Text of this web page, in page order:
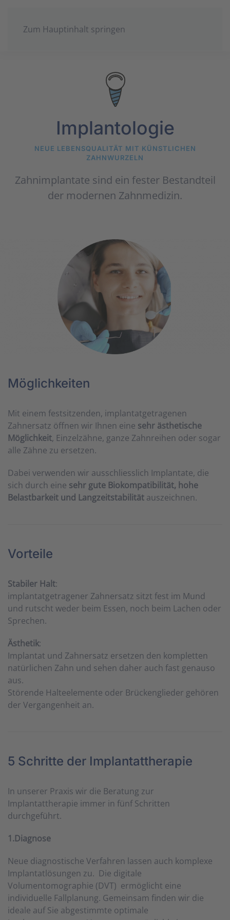
Zum Hauptinhalt springen
Implantologie
NEUE LEBENSQUALITÄT MIT KÜNSTLICHEN
ZAHNWURZELN
Zahnimplantate sind ein fester Bestandteil
der modernen Zahnmedizin.
Möglichkeiten
Mit einem festsitzenden, implantatgetragenen
Zahnersatz öffnen wir Ihnen eine sehr ästhetische
Möglichkeit, Einzelzähne, ganze Zahnreihen oder sogar
alle Zähne zu ersetzen.
Dabei verwenden wir ausschliesslich Implantate, die
sich durch eine sehr gute Biokompatibilität, hohe
Belastbarkeit und Langzeitstabilität auszeichnen.
Vorteile
Stabiler Halt:
implantatgetragener Zahnersatz sitzt fest im Mund
und rutscht weder beim Essen, noch beim Lachen oder
Sprechen.
Ästhetik:
Implantat und Zahnersatz ersetzen den kompletten
natürlichen Zahn und sehen daher auch fast genauso
aus.
Störende Halteelemente oder Brückenglieder gehören
der Vergangenheit an.
5 Schritte der Implantattherapie
In unserer Praxis wir die Beratung zur
Implantattherapie immer in fünf Schritten
durchgeführt.
1.Diagnose
Neue diagnostische Verfahren lassen auch komplexe
Implantatlösungen zu. Die digitale
Volumentomographie (DVT) ermöglicht eine
individuelle Fallplanung. Gemeinsam finden wir die
ideale auf Sie abgestimmte optimale